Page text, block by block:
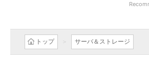
トップ サーバ＆ストレージ